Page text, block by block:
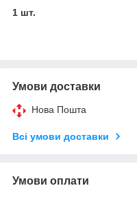
1 шт.
Умови доставки
Нова Пошта
Всі умови доставки
Умови оплати